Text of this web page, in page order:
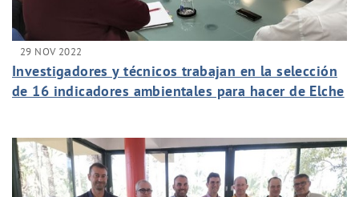
29 NOV 2022
Investigadores y técnicos trabajan en la selección
de 16 indicadores ambientales para hacer de Elche